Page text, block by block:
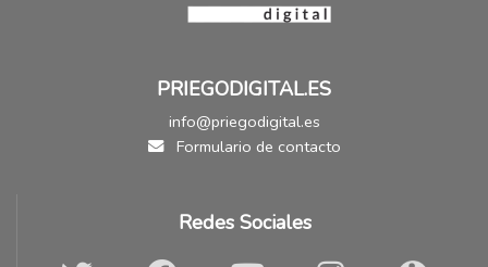
PRIEGODIGITAL.ES
info@priegodigital.es
Formulario de contacto
Redes Sociales